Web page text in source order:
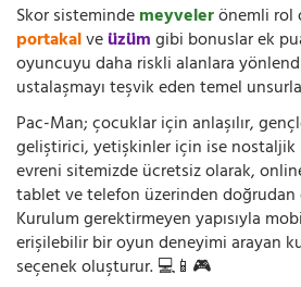
Skor sistemindemeyvelerönemli rol
portakalveüzümgibi bonuslar ek
oyuncuyu daha riskli alanlara
ustalaşmayı teşvik eden temel
Pac-Man; çocuklar için anlaşılır,
geliştirici, yetişkinler için ise nostaljik
evreni sitemizde ücretsiz olarak,
tablet ve telefon üzerinden
Kurulum gerektirmeyen yapısıyla
erişilebilir bir oyun deneyimi arayan
seçenek oluşturur. 💻📱🎮